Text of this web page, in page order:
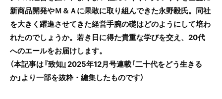
新商品開発やＭ＆Ａに果敢に取り組んできた永野毅氏。同社
を大きく躍進させてきた経営手腕の礎はどのようにして培わ
れたのでしょうか。若き日に得た貴重な学びを交え、20代
へのエールをお届けします。
（本記事は『致知』2025年12月号連載「二十代をどう生きる
か」より一部を抜粋・編集したものです）